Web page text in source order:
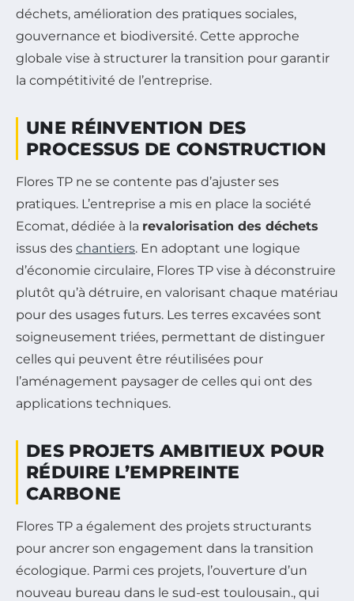
déchets, amélioration des pratiques sociales,
gouvernance et biodiversité. Cette approche
globale vise à structurer la transition pour garantir
la compétitivité de l’entreprise.
UNE RÉINVENTION DES
PROCESSUS DE CONSTRUCTION
Flores TP ne se contente pas d’ajuster ses
pratiques. L’entreprise a mis en place la société
Ecomat, dédiée à la revalorisation des déchets
issus des chantiers. En adoptant une logique
d’économie circulaire, Flores TP vise à déconstruire
plutôt qu’à détruire, en valorisant chaque matériau
pour des usages futurs. Les terres excavées sont
soigneusement triées, permettant de distinguer
celles qui peuvent être réutilisées pour
l’aménagement paysager de celles qui ont des
applications techniques.
DES PROJETS AMBITIEUX POUR
RÉDUIRE L’EMPREINTE
CARBONE
Flores TP a également des projets structurants
pour ancrer son engagement dans la transition
écologique. Parmi ces projets, l’ouverture d’un
nouveau bureau dans le sud-est toulousain., qui